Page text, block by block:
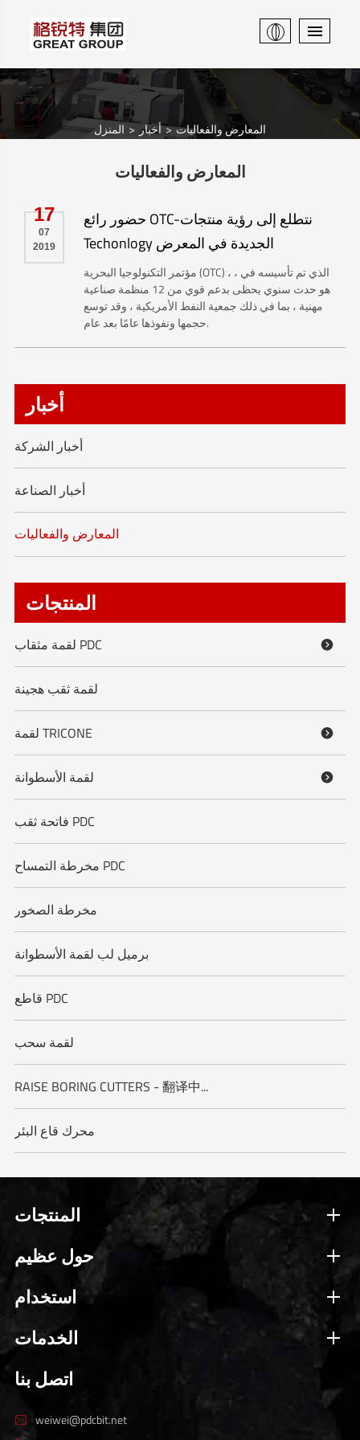
المنزل أخبار المعارض والفعاليات
المعارض والفعاليات
17
07
2019
حضور رائع OTC-نتطلع إلى رؤية منتجات
Techonlogy الجديدة في المعرض
مؤتمر التكنولوجيا البحرية (OTC) ، الذي تم تأسيسه في ،
هو حدث سنوي يحظى بدعم قوي من 12 منظمة صناعية
مهنية ، بما في ذلك جمعية النفط الأمريكية ، وقد توسع
حجمها ونفوذها عامًا بعد عام.
أخبار
أخبار الشركة
أخبار الصناعة
المعارض والفعاليات
المنتجات
لقمة مثقاب PDC 
لقمة ثقب هجينة
لقمة TRICONE 
لقمة الأسطوانة 
فاتحة ثقب PDC
مخرطة التمساح PDC
مخرطة الصخور
برميل لب لقمة الأسطوانة
قاطع PDC
لقمة سحب
RAISE BORING CUTTERS - 翻译中...
محرك قاع البئر
المنتجات
حول عظيم
استخدام
الخدمات
اتصل بنا
 weiwei@pdcbit.net